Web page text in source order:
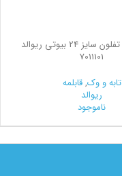
قابلمه کوتاه تفلون سایز 24 بیوتی ریوالد
7011101
تابه و وک,قابلمه
ریوالد
ناموجود